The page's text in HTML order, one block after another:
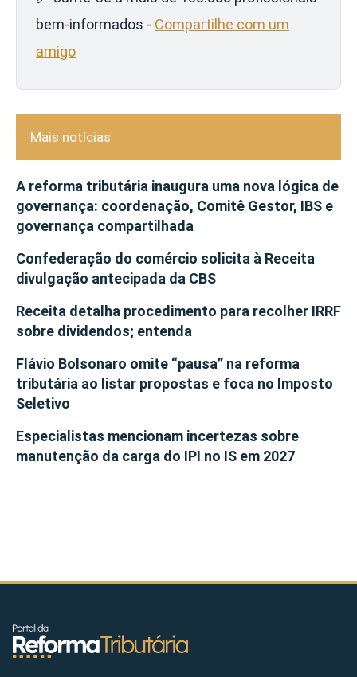
bem-informados - Compartilhe com um
amigo
Mais notícias
A reforma tributária inaugura uma nova lógica de
governança: coordenação, Comitê Gestor, IBS e
governança compartilhada
Confederação do comércio solicita à Receita
divulgação antecipada da CBS
Receita detalha procedimento para recolher IRRF
sobre dividendos; entenda
Flávio Bolsonaro omite “pausa” na reforma
tributária ao listar propostas e foca no Imposto
Seletivo
Especialistas mencionam incertezas sobre
manutenção da carga do IPI no IS em 2027